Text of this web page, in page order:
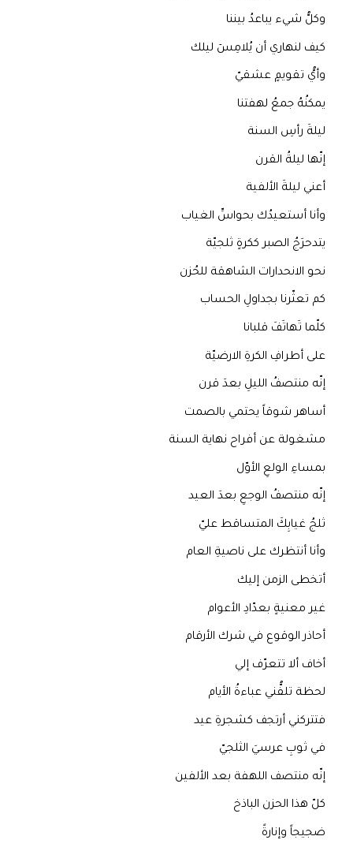
وكلُّ شيء يباعدُ بيننا
كيف لنهاري أن يُلامِسٓ ليلك
وأيُّ تقويمٍ عشقيّ
يمكنُهُ جمعُ لهفتنا
ليلةَ رأسِ السنة
إنّها ليلةُ القرن
أعني ليلةَ الألفية
وأنا أستعيدُك بحواسِّ الغياب
يتدحرَجُ الصبر ككرةٍ ثلجيّة
نحو الانحدارات الشاهقة للحُزن
كم تعثّرنا بجداولِ الحساب
كلّما تَهاتَفَ قلبانا
على أطرافِ الكرةِ الارضيّة
إنّه منتصفُ الليلِ بعدَ قرن
أساهر شوقاً يحتمي بالصمت
مشغولة عن أفراح نهاية السنة
بمساءِ الولعِ الأوّل
إنّه منتصفُ الوجعِ بعدَ العيد
ثلجُ غيابِكَ المتساقط عليّ
وأنا أنتظرك على ناصيةِ العام
أتخطى الزمن إليك
غير معنيةٍ بعدّادِ الأعوام
أحاذر الوقوع في شرك الأرقام
أخاف ألا تتعرّف إلي
لحظة تلفُّني عباءةُ الأيام
فتتركني أرتجف كشجرةِ عيد
في ثوبِ عرسيَ الثلجيّ
إنّه منتصف اللهفة بعد الألفين
كلّ هذا الحزن الباذخ
ضجيجاً وإنارةً